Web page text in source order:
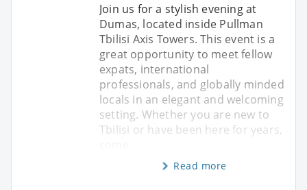
Join us for a stylish evening at
Dumas, located inside Pullman
Tbilisi Axis Towers. This event is a
great opportunity to meet fellow
expats, international
professionals, and globally minded
locals in an elegant and welcoming
setting. Whether you are new to
Tbilisi or have been here for years,
Read more